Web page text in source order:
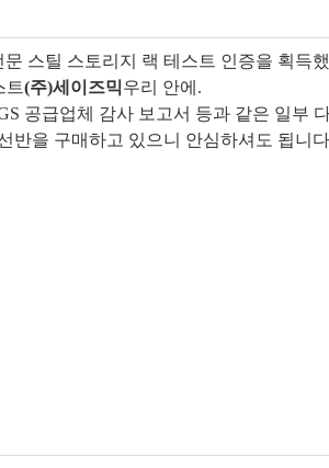
스틸 스토리지 랙 테스트 인증을 획득
트(주)세이즈믹우리 안에.
공급업체 감사 보고서 등과 같은 일부
반을 구매하고 있으니 안심하셔도 됩니